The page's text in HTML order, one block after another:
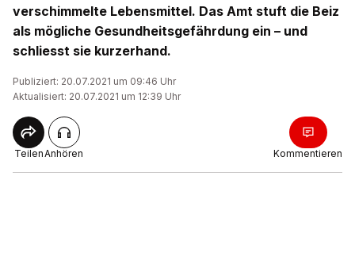
verschimmelte Lebensmittel. Das Amt stuft die Beiz
als mögliche Gesundheitsgefährdung ein – und
schliesst sie kurzerhand.
Publiziert: 20.07.2021 um 09:46 Uhr
Aktualisiert: 20.07.2021 um 12:39 Uhr
TeilenAnhören Kommentieren